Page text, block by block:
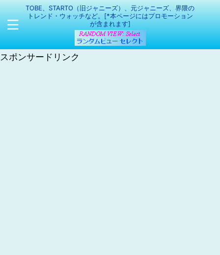
TOBE、STARTO（旧ジャニーズ）、元ジャニーズ、界隈の
トレンド・ウォッチなど。[*本ページにはプロモーション
が含まれます]
スポンサードリンク